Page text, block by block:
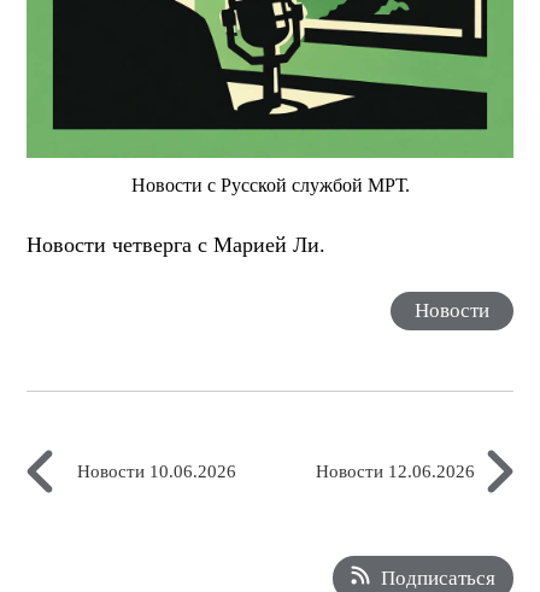
Новости с Русской службой МРТ.
Новости четверга с Марией Ли.
Новости
Новости 10.06.2026 Новости 12.06.2026
Подписаться